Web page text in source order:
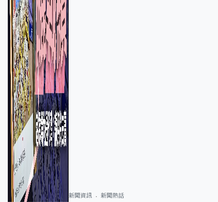
新聞資訊 新聞熱話